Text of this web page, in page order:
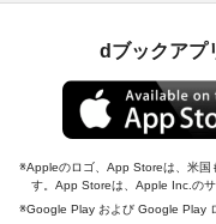
dブックアプ
Appleのロゴ、App Storeは、米国
す。App Storeは、Apple Inc.のサ
Google Play および Google Play